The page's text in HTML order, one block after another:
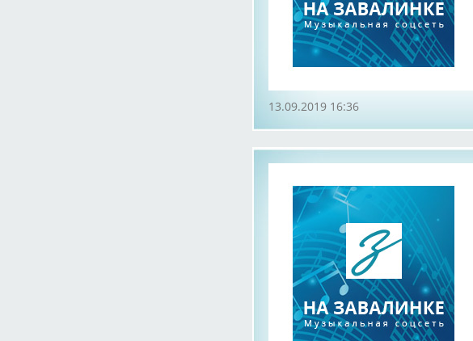
13.09.2019 16:36